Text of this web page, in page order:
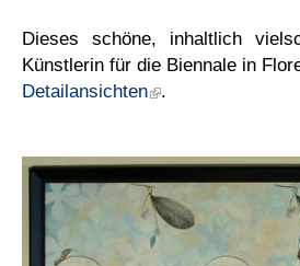
Dieses schöne, inhaltlich
Künstlerin für die Biennale in
Detailansichten
.